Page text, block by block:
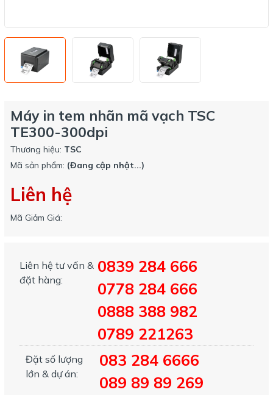
Máy in tem nhãn mã vạch TSC
TE300-300dpi
Thương hiệu: TSC
Mã sản phẩm: (Đang cập nhật...)
Liên hệ
Mã Giảm Giá:
Liên hệ tư vấn &
đặt hàng:
0839 284 666
0778 284 666
0888 388 982
0789 221263
Đặt số lượng
lớn & dự án:
083 284 6666
089 89 89 269